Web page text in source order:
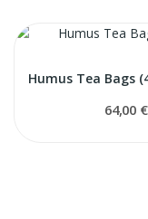
64,00 €